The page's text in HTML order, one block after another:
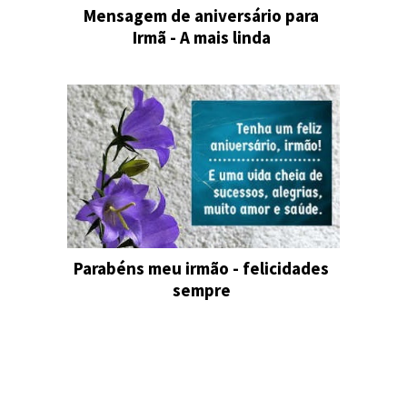
Mensagem de aniversário para
Irmã - A mais linda
Parabéns meu irmão - felicidades
sempre